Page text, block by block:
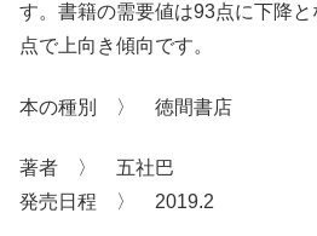
す。書籍の需要値は93点に下降
点で上向き傾向です。
本の種別 〉 徳間書店
著者 〉 五社巴
発売日程 〉 2019.2